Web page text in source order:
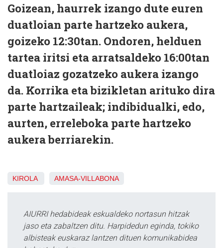
Goizean, haurrek izango dute euren
duatloian parte hartzeko aukera,
goizeko 12:30tan. Ondoren, helduen
tartea iritsi eta arratsaldeko 16:00tan
duatloiaz gozatzeko aukera izango
da. Korrika eta bizikletan arituko dira
parte hartzaileak; indibidualki, edo,
aurten, erreleboka parte hartzeko
aukera berriarekin.
KIROLA AMASA-VILLABONA
AIURRI hedabideak eskualdeko nortasun hitzak
jaso eta zabaltzen ditu. Harpidedun eginda, tokiko
albisteak euskaraz lantzen dituen komunikabidea